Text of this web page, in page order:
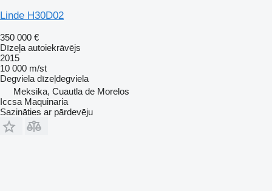
Linde H30D02
350 000 €
Dīzeļa autoiekrāvējs
2015
10 000 m/st
Degviela dīzeļdegviela
Meksika, Cuautla de Morelos
Iccsa Maquinaria
Sazināties ar pārdevēju